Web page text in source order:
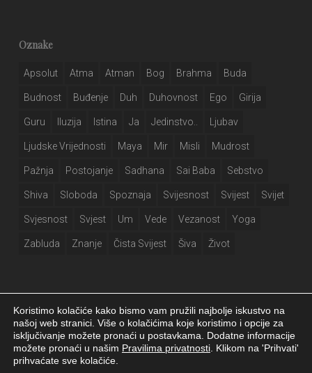
Oznake
Apsolut Atma Atman Bog Brahma Buda
Budnost Buđenje Duh Duhovnost Ego Girija
Guru Iluzija Istina Ja Jedinstvo.. Ljubav
Ljudske Vrijednosti Maya Mir Misli Mudrost
Pažnja Postojanje Sadhana Sai Baba Sebstvo
Shiva Sloboda Spoznaja Svijesnost Svijest Svijet
Svjesnost Svjest Um Vede Vezanost Yoga
Zabluda Znanje Čista Svijest Šiva Život
Girija.info 2026 |Izjava o privatnosti|Postavke kolačića|Izrada web
stranice
Koristimo kolačiće kako bismo vam pružili najbolje iskustvo na
našoj web stranici. Više o kolačićima koje koristimo i opcije za
isključivanje možete pronaći u postavkama. Dodatne informacije
možete pronaći u našim Pravilima privatnosti . Klikom na 'Prihvati'
prihvaćate sve kolačiće.